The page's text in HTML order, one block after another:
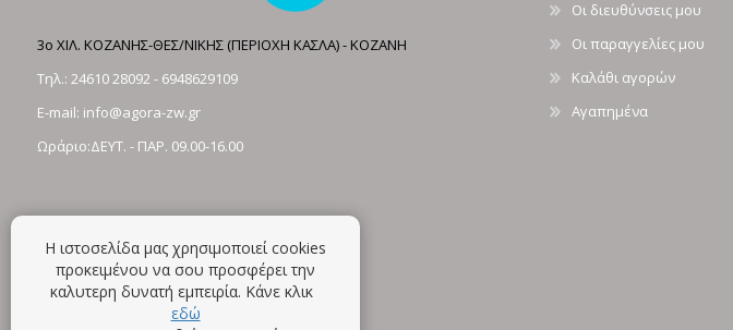
3ο ΧΙΛ. ΚΟΖΑΝΗΣ-ΘΕΣ/ΝΙΚΗΣ (ΠΕΡΙΟΧΗ ΚΑΣΛΑ) - ΚΟΖΑΝΗ
Τηλ.: 24610 28092- 6948629109
E-mail: info@agora-zw.gr
Ωράριο:ΔΕΥΤ. - ΠΑΡ. 09.00-16.00
Οι διευθύνσεις μου
Οι παραγγελίες μου
Καλάθι αγορών
Αγαπημένα
Η ιστοσελίδα μας χρησιμοποιεί cookies
προκειμένου να σου προσφέρει την
καλυτερη δυνατή εμπειρία. Κάνε κλικ
εδώ